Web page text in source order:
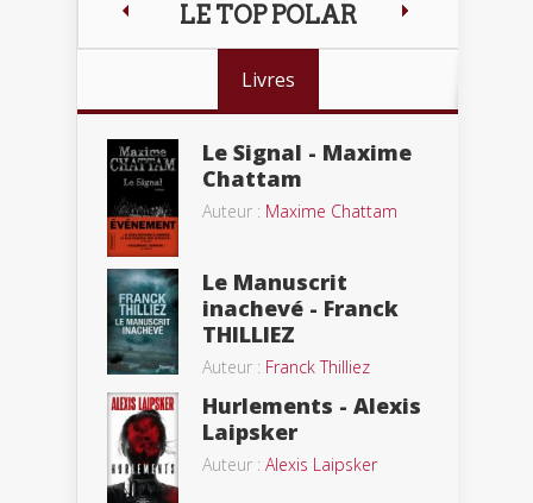
LE TOP POLAR
Livres
Le Signal - Maxime
Chattam
Auteur : Maxime Chattam
Le Manuscrit
inachevé - Franck
THILLIEZ
Auteur : Franck Thilliez
Hurlements - Alexis
Laipsker
Auteur : Alexis Laipsker